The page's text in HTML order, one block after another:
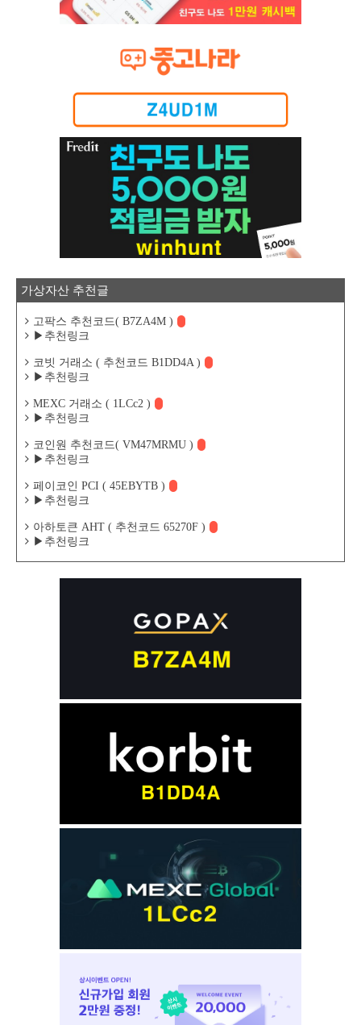
가상자산 추천글
고팍스 추천코드( B7ZA4M )
▶추천링크
코빗 거래소 ( 추천코드 B1DD4A )
▶추천링크
MEXC 거래소 ( 1LCc2 )
▶추천링크
코인원 추천코드( VM47MRMU )
▶추천링크
페이코인 PCI ( 45EBYTB )
▶추천링크
아하토큰 AHT ( 추천코드 65270F )
▶추천링크